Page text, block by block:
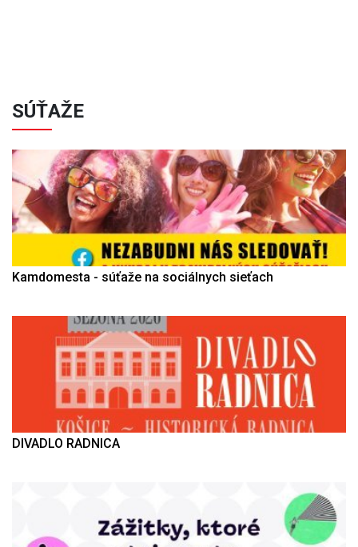
SÚŤAŽE
Kamdomesta - súťaže na sociálnych sieťach
DIVADLO RADNICA